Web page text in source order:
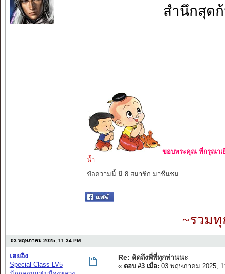
สำนึกสุดก้
ขอบพระคุณ ที่กรุณาเ
น้ำ
ข้อความนี้ มี 8 สมาชิก มาชื่นชม
~รวมทุ
03 พฤษภาคม 2025, 11:34:PM
เฮยอิง
Special Class LV5
Re: คิดถึงพี่พี่ทุกท่านนะ
« ตอบ #3 เมื่อ: 03 พฤษภาคม 2025,